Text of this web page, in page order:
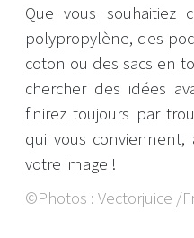
Que vous souhaitiez
polypropylène, des
coton ou des sacs en
chercher des idées
finirez toujours par
qui vous
votre image !
©Photos : Vectorjuice /